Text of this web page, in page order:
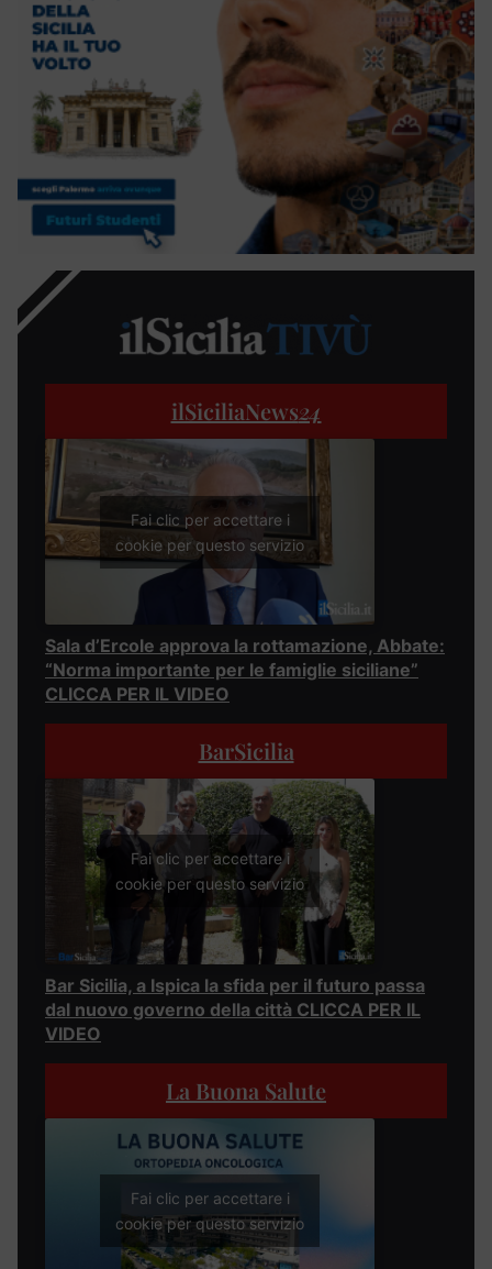
ilSiciliaNews24
Fai clic per accettare i
cookie per questo servizio
Sala d’Ercole approva la rottamazione, Abbate:
“Norma importante per le famiglie siciliane”
CLICCA PER IL VIDEO
BarSicilia
Fai clic per accettare i
cookie per questo servizio
Bar Sicilia, a Ispica la sfida per il futuro passa
dal nuovo governo della città CLICCA PER IL
VIDEO
La Buona Salute
Fai clic per accettare i
cookie per questo servizio